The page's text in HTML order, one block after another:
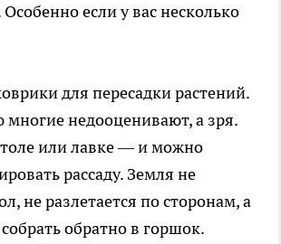
если у вас несколько
для пересадки растений.
недооценивают, а зря.
или лавке — и можно
рассаду. Земля не
не разлетается по сторонам, а
обратно в горшок.